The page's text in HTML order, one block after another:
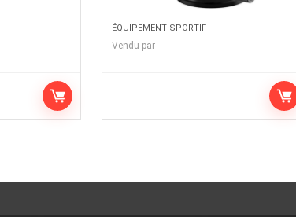
ÉQUIPEMENT SPORTIF
Vendu par